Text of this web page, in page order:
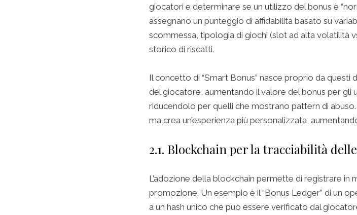
giocatori e determinare se un utilizzo del bonus è
assegnano un punteggio di affidabilità basato su
scommessa, tipologia di giochi (slot ad alta volatilità
storico di riscatti.
Il concetto di “Smart Bonus” nasce proprio da questi
del giocatore, aumentando il valore del bonus per
riducendolo per quelli che mostrano pattern di
ma crea un’esperienza più personalizzata,
2.1. Blockchain per la tracciabilità
L’adozione della blockchain permette di registrare in
promozione. Un esempio è il “Bonus Ledger” di un
a un hash unico che può essere verificato dal